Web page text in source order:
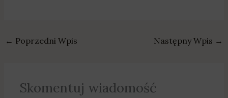
← Poprzedni Wpis Następny Wpis →
Skomentuj wiadomość